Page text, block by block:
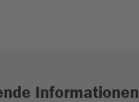
Informationen